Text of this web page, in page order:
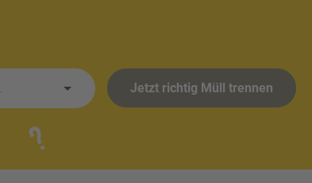
Jetzt richtig Müll trennen